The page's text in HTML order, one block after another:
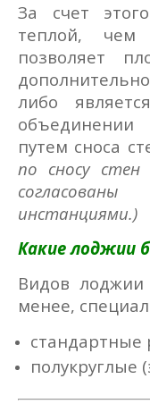
За счет
теплой,
позволяет
либо
путем сноса
по сносу
инстанциями.)
Какие лоджии
Видов
менее,
полукруглые